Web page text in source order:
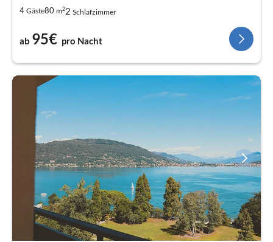
4 Gäste80 m22 Schlafzimmer
ab 95€ pro Nacht